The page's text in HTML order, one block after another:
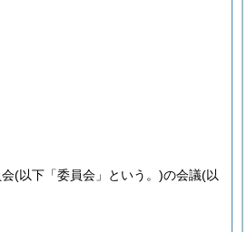
(以下「委員会」という。)の会議(以